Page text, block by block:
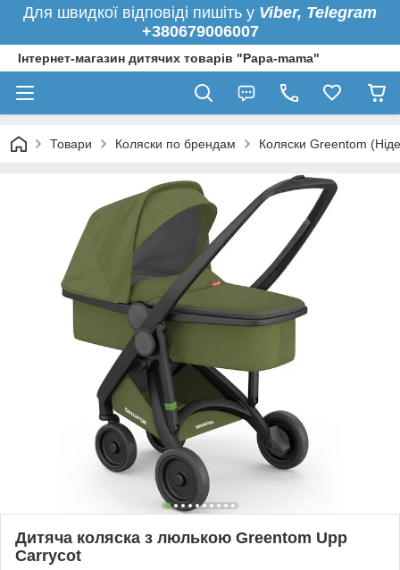
Для швидкої відповіді пишіть у Viber, Telegram
+380679006007
Інтернет-магазин дитячих товарів "Papa-mama"
Товари Коляски по брендам Коляски Greentom
Дитяча коляска з люлькою Greentom Upp
Carrycot